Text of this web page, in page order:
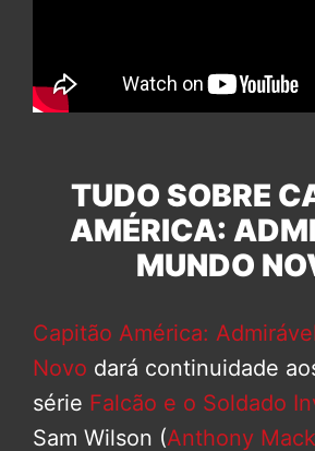
TUDO SOBRE
AMÉRICA:
MUNDO
Capitão América:
Novo dará continuidade
série Falcão e o Soldado
Sam Wilson (Anthony